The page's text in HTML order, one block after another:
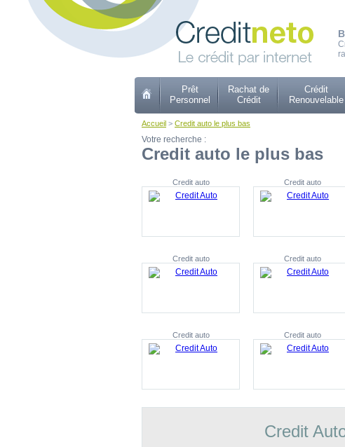
Prêt
Personnel
Rachat de
Crédit
Crédit
Renouvelable
Accueil > Credit auto le plus bas
Votre recherche :
Credit auto le plus bas
Credit auto Credit auto
Credit auto Credit auto
Credit auto Credit auto
Credit